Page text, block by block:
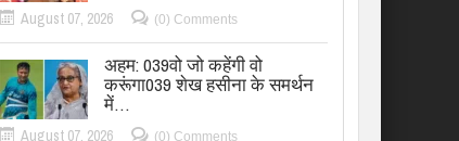
August 07, 2026 (0) Comments
अहम: 039वो जो कहेंगी वो
करूंगा039 शेख हसीना के समर्थन
में…
August 07, 2026 (0) Comments